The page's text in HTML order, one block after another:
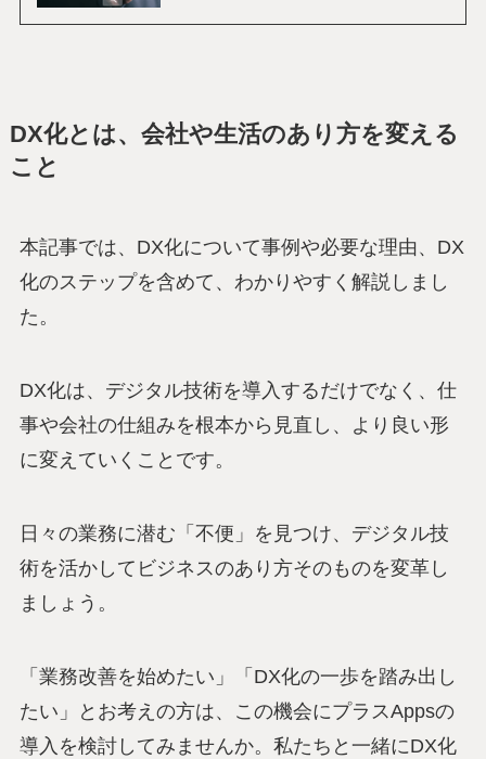
DX化とは、会社や生活のあり方を変える
こと
本記事では、DX化について事例や必要な理由、DX
化のステップを含めて、わかりやすく解説しまし
た。
DX化は、デジタル技術を導入するだけでなく、仕
事や会社の仕組みを根本から見直し、より良い形
に変えていくことです。
日々の業務に潜む「不便」を見つけ、デジタル技
術を活かしてビジネスのあり方そのものを変革し
ましょう。
「業務改善を始めたい」「DX化の一歩を踏み出し
たい」とお考えの方は、この機会にプラスAppsの
導入を検討してみませんか。私たちと一緒にDX化